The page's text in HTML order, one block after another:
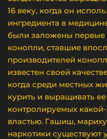
16 веку, когда он
ингредиента в
были заложены
конопли, ставшие
производителей
известен своей
когда среди местных
курить и выращивать
контролируемых
властью. Гашиш,
наркотики существуют